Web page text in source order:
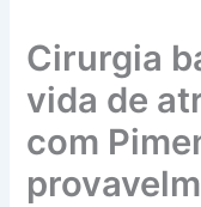
Cirurgia
vida de
com